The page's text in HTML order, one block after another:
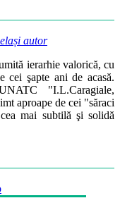
autor
ierarhie valorică, cu
cei şapte ani de acasă.
"I.L.Caragiale,
aproape de cei "săraci
mai subtilă şi solidă